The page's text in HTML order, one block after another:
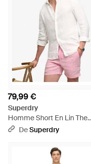
79,99 €
Superdry
Homme Short En Lin The
Merchant Store Taille - Gris
DeSuperdry